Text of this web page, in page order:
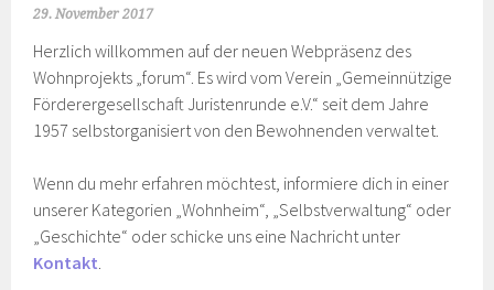
29. November 2017
Herzlich willkommen auf der neuen Webpräsenz des
Wohnprojekts „forum“. Es wird vom Verein „Gemeinnützige
Förderergesellschaft Juristenrunde e.V.“ seit dem Jahre
1957 selbstorganisiert von den Bewohnenden verwaltet.
Wenn du mehr erfahren möchtest, informiere dich in einer
unserer Kategorien „Wohnheim“, „Selbstverwaltung“ oder
„Geschichte“ oder schicke uns eine Nachricht unter
Kontakt.